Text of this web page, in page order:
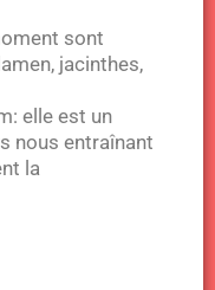
sont
jacinthes,
elle est un
nous entraînant
la